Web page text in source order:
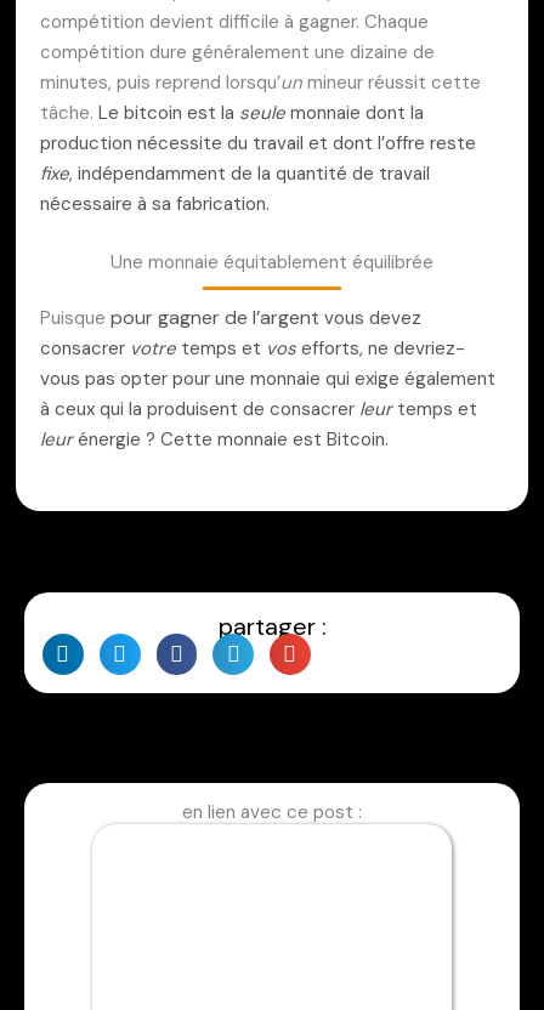
compétition devient difficile à gagner. Chaque
compétition dure généralement une dizaine de
minutes, puis reprend lorsqu’un mineur réussit cette
tâche. Le bitcoin est la seule monnaie dont la
production nécessite du travail et dont l’offre reste
fixe, indépendamment de la quantité de travail
nécessaire à sa fabrication.
Une monnaie équitablement équilibrée
Puisque pour gagner de l’argent vous devez
consacrer votre temps et vos efforts, ne devriez-
vous pas opter pour une monnaie qui exige également
à ceux qui la produisent de consacrer leurtemps et
leurénergie ? Cette monnaie est Bitcoin.
partager :
en lien avec ce post :